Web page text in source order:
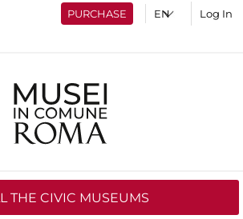
PURCHASE Log In
THE CIVIC MUSEUMS